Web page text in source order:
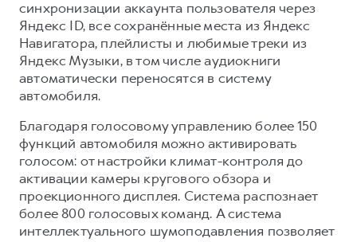
синхронизации аккаунта пользователя через
Яндекс ID, все сохранённые места из Яндекс
Навигатора, плейлисты и любимые треки из
Яндекс Музыки, в том числе аудиокниги
автоматически переносятся в систему
автомобиля.
Благодаря голосовому управлению более 150
функций автомобиля можно активировать
голосом: от настройки климат-контроля до
активации камеры кругового обзора и
проекционного дисплея. Система распознает
более 800 голосовых команд. А система
интеллектуального шумоподавления позволяет